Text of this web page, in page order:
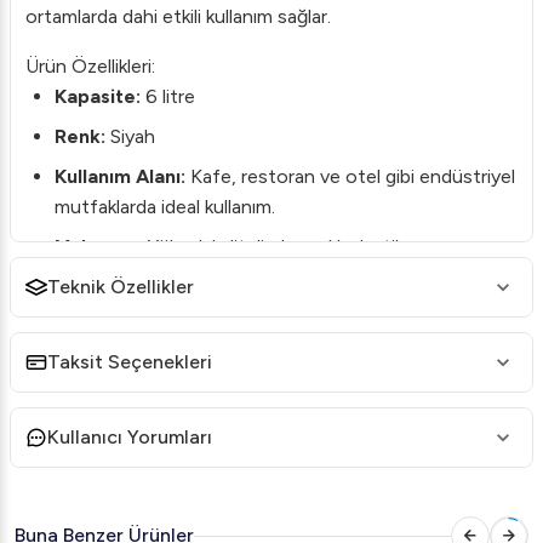
ortamlarda dahi etkili kullanım sağlar.
Ürün Özellikleri:
Kapasite: 6 litre
Renk: Siyah
Kullanım Alanı: Kafe, restoran ve otel gibi endüstriyel
mutfaklarda ideal kullanım.
Malzeme:Yüksek kaliteli, dayanıklı plastik ve
paslanmaz çelik bileşenler.
Kolay Temizlik:Parçaları kolayca çıkarılıp takılabilir,
Sabit Isı Kontrolü:İçeceklerinizi ideal sıcaklıkta
Kullanım Avantajları:
Teknik Özellikler
Taksit Seçenekleri
Kullanıcı Yorumları
Buna Benzer Ürünler